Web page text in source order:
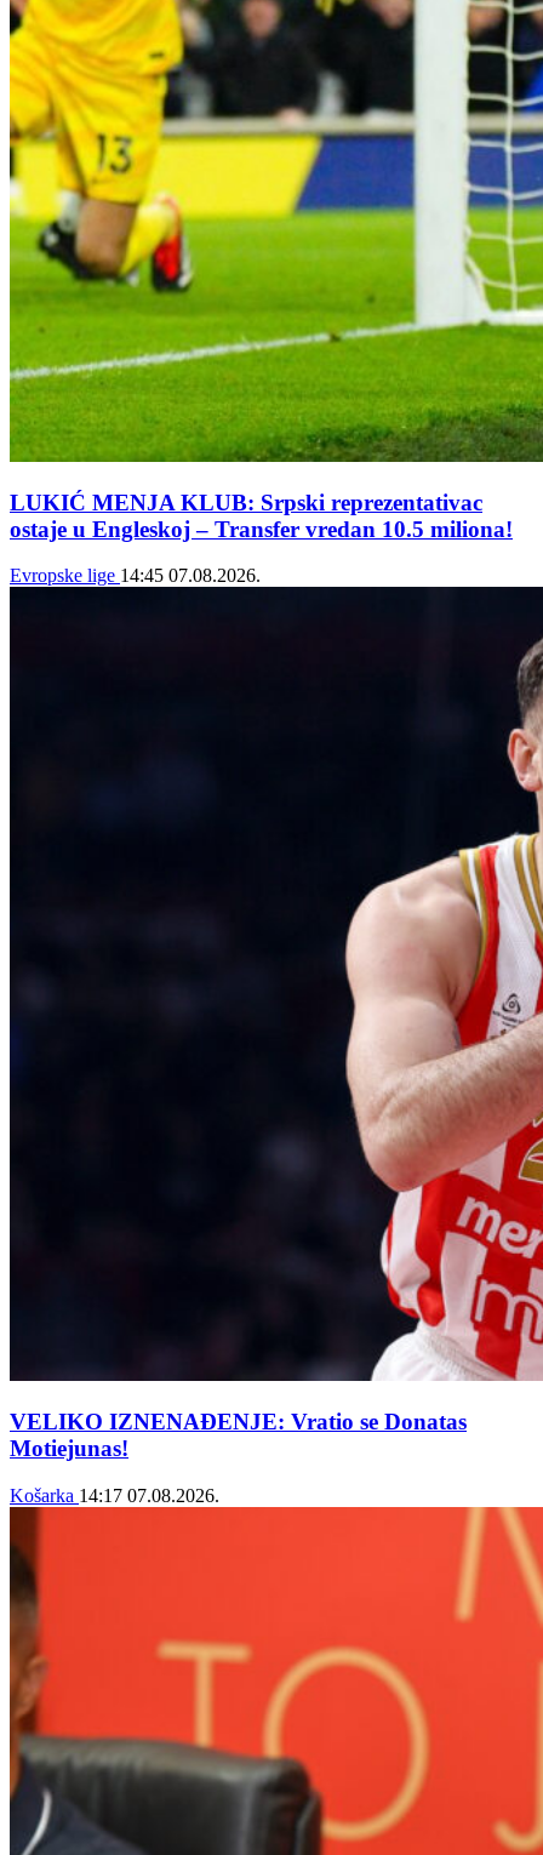
LUKIĆ MENJA KLUB: Srpski reprezentativac
ostaje u Engleskoj – Transfer vredan 10.5 miliona!
Evropske lige 14:45 07.08.2026.
VELIKO IZNENAĐENJE: Vratio se Donatas
Motiejunas!
Košarka 14:17 07.08.2026.